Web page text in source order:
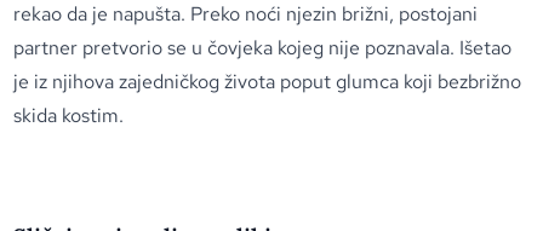
rekao da je napušta. Preko noći njezin brižni, postojani
partner pretvorio se u čovjeka kojeg nije poznavala. Išetao
je iz njihova zajedničkog života poput glumca koji bezbrižno
skida kostim.